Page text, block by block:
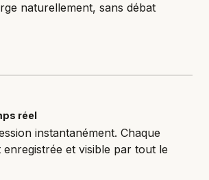
naturellement, sans débat
réel
instantanément. Chaque
enregistrée et visible par tout le